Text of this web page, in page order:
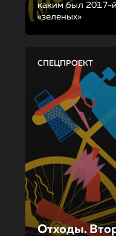
каким был 2017-й
«зеленых»
СПЕЦПРОЕКТ
Отходы.